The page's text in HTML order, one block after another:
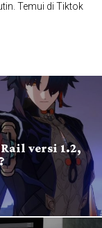
Temui di Tiktok
versi 1.2,